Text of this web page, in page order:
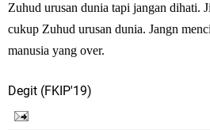
Zuhud urusan dunia tapi jangan dihati.
cukup Zuhud urusan dunia. Jangn
manusia yang over.
Degit (FKIP'19)